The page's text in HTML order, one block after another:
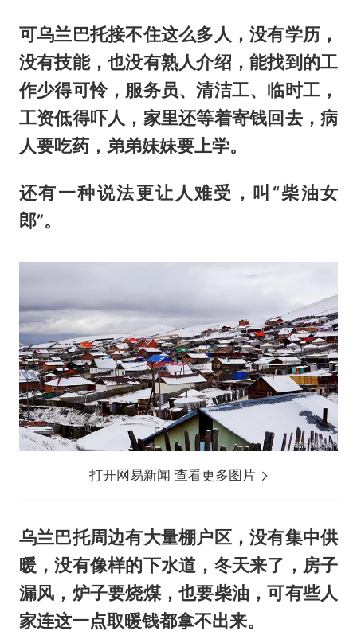
可乌兰巴托接不住这么多人，没有学历，
没有技能，也没有熟人介绍，能找到的工
作少得可怜，服务员、清洁工、临时工，
工资低得吓人，家里还等着寄钱回去，病
人要吃药，弟弟妹妹要上学。
还有一种说法更让人难受，叫“柴油女
郎”。
打开网易新闻 查看更多图片
乌兰巴托周边有大量棚户区，没有集中供
暖，没有像样的下水道，冬天来了，房子
漏风，炉子要烧煤，也要柴油，可有些人
家连这一点取暖钱都拿不出来。